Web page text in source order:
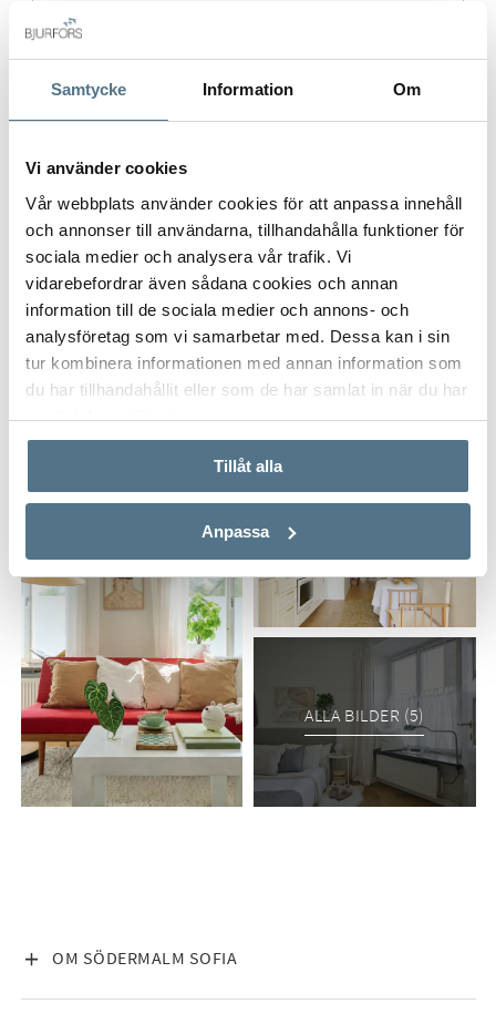
Samtycke Information Om
Vi använder cookies
Vår webbplats använder cookies för att anpassa innehåll
och annonser till användarna, tillhandahålla funktioner för
sociala medier och analysera vår trafik. Vi
vidarebefordrar även sådana cookies och annan
information till de sociala medier och annons- och
analysföretag som vi samarbetar med. Dessa kan i sin
tur kombinera informationen med annan information som
du har tillhandahållit eller som de har samlat in när du har
använt deras tjänster.
Tillåt alla
Anpassa
Postort*
Postnummer*
ALLA BILDER (5)
OM SÖDERMALM SOFIA
VISA INNEHÅLL